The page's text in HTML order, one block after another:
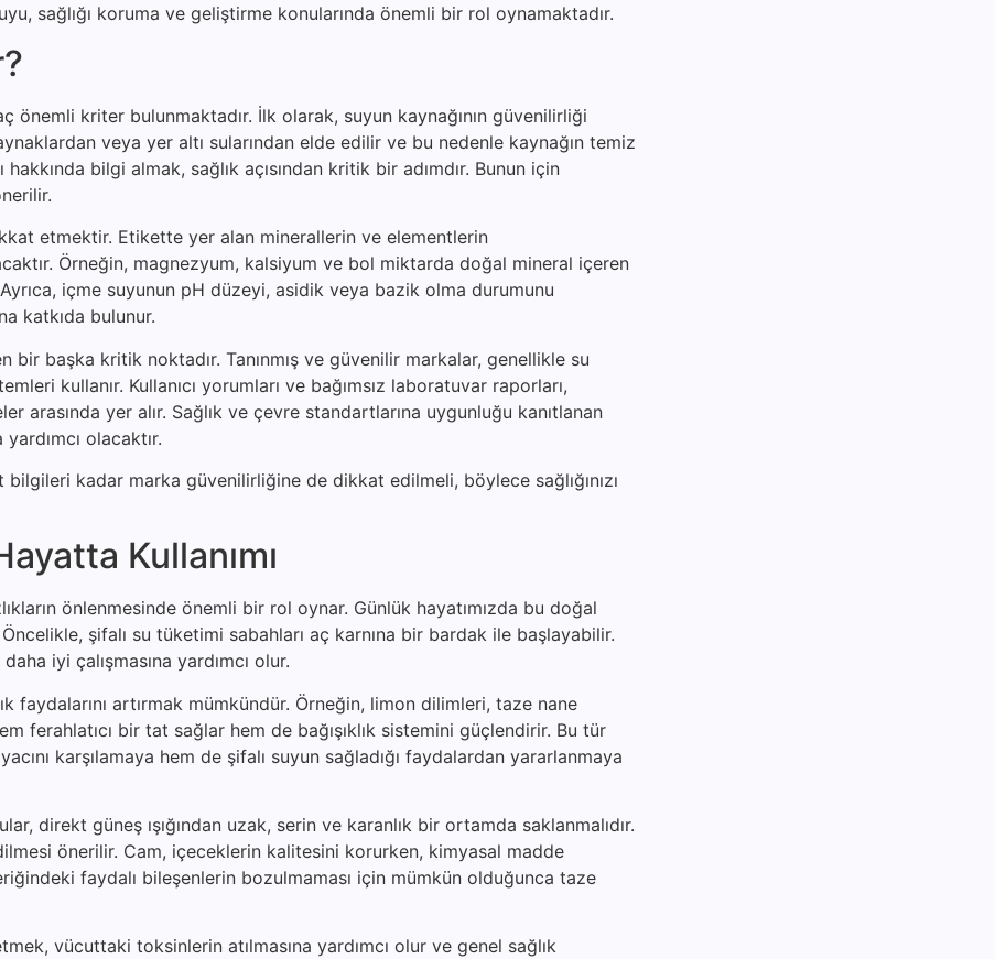
sağlığı koruma ve geliştirme konularında önemli bir rol oynamaktadır.
önemli kriter bulunmaktadır. İlk olarak, suyun kaynağının güvenilirliği
veya yer altı sularından elde edilir ve bu nedenle kaynağın temiz
bilgi almak, sağlık açısından kritik bir adımdır. Bunun için
etmektir. Etikette yer alan minerallerin ve elementlerin
Örneğin, magnezyum, kalsiyum ve bol miktarda doğal mineral içeren
içme suyunun pH düzeyi, asidik veya bazik olma durumunu
katkıda bulunur.
başka kritik noktadır. Tanınmış ve güvenilir markalar, genellikle su
kullanır. Kullanıcı yorumları ve bağımsız laboratuvar raporları,
arasında yer alır. Sağlık ve çevre standartlarına uygunluğu kanıtlanan
olacaktır.
kadar marka güvenilirliğine de dikkat edilmeli, böylece sağlığınızı
Kullanımı
önlenmesinde önemli bir rol oynar. Günlük hayatımızda bu doğal
şifalı su tüketimi sabahları aç karnına bir bardak ile başlayabilir.
iyi çalışmasına yardımcı olur.
faydalarını artırmak mümkündür. Örneğin, limon dilimleri, taze nane
ferahlatıcı bir tat sağlar hem de bağışıklık sistemini güçlendirir. Bu tür
karşılamaya hem de şifalı suyun sağladığı faydalardan yararlanmaya
direkt güneş ışığından uzak, serin ve karanlık bir ortamda saklanmalıdır.
önerilir. Cam, içeceklerin kalitesini korurken, kimyasal madde
faydalı bileşenlerin bozulmaması için mümkün olduğunca taze
vücuttaki toksinlerin atılmasına yardımcı olur ve genel sağlık